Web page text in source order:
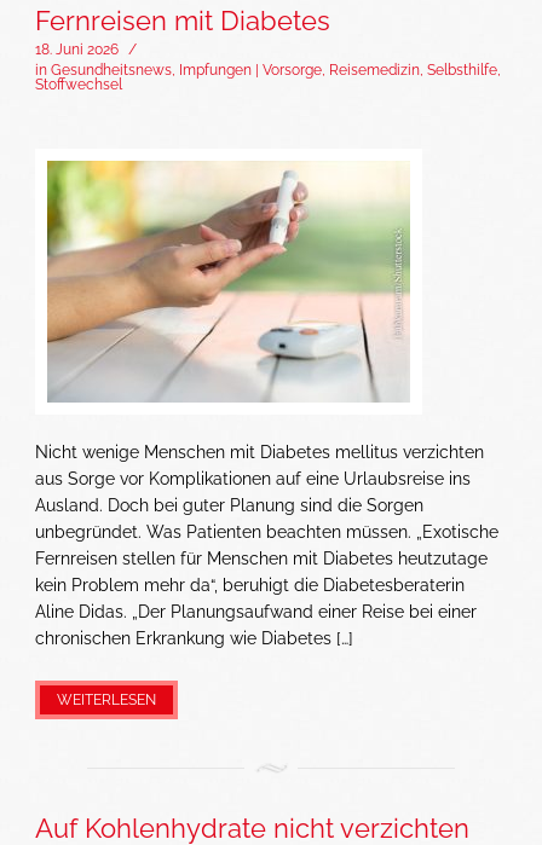
Fernreisen mit Diabetes
18. Juni 2026 /
in Gesundheitsnews, Impfungen | Vorsorge, Reisemedizin, Selbsthilfe,
Stoffwechsel
Nicht wenige Menschen mit Diabetes mellitus verzichten
aus Sorge vor Komplikationen auf eine Urlaubsreise ins
Ausland. Doch bei guter Planung sind die Sorgen
unbegründet. Was Patienten beachten müssen. „Exotische
Fernreisen stellen für Menschen mit Diabetes heutzutage
kein Problem mehr da“, beruhigt die Diabetesberaterin
Aline Didas. „Der Planungsaufwand einer Reise bei einer
chronischen Erkrankung wie Diabetes […]
WEITERLESEN
Auf Kohlenhydrate nicht verzichten